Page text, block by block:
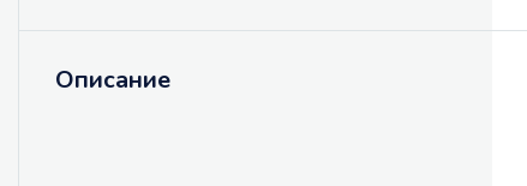
Описание